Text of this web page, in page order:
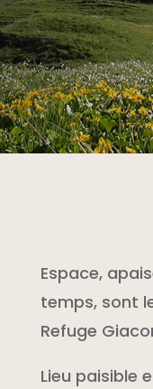
Espace,
temps, sont
Refuge
Lieu paisible